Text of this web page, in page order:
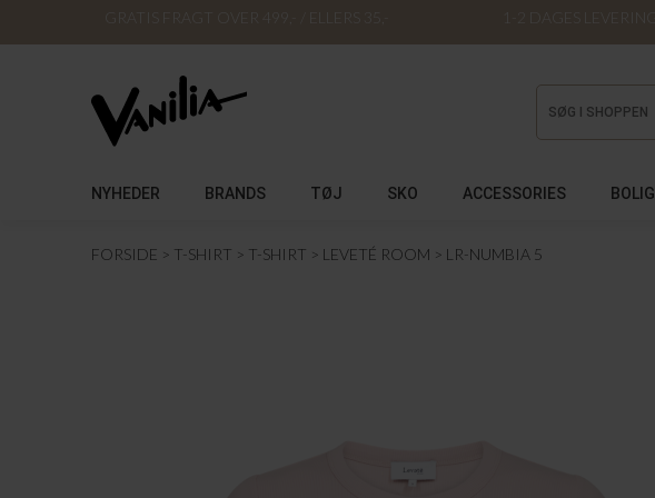
GRATIS FRAGT OVER 499,- / ELLERS 35,- 1-2 DAGES LEVERING
NYHEDER BRANDS TØJ SKO ACCESSORIES BOLIG
FORSIDE T-SHIRT T-SHIRT LEVETÉ ROOM LR-NUMBIA 5